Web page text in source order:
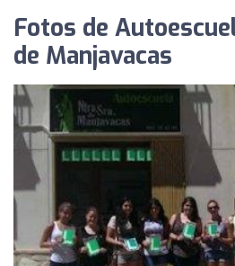
Fotos de
de Manjavacas